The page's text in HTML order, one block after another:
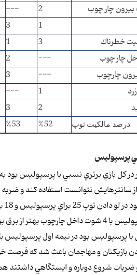
--- 2
چار چوب
3 1
1 3
خطرناك
2 ---
چار چوب
3 ---
چارچوب
--- 1
3 2
%53 %52 درصد مالكيت توپ
پرسپوليس
شوت پرسپوليس با 4 شوت داخل چارچوب
با پرسپوليس بود در نيمه اول پرسپوليس
بازيكنان و مهاجمان باعث شد كه فرصت
ضربات شروع دوباره و ايستگاهي داشتند